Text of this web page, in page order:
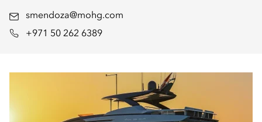
smendoza@mohg.com
+971 50 262 6389